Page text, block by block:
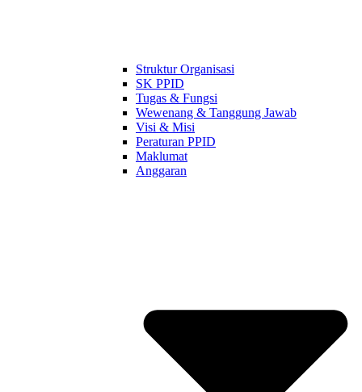
Struktur Organisasi
SK PPID
Tugas & Fungsi
Wewenang & Tanggung Jawab
Visi & Misi
Peraturan PPID
Maklumat
Anggaran